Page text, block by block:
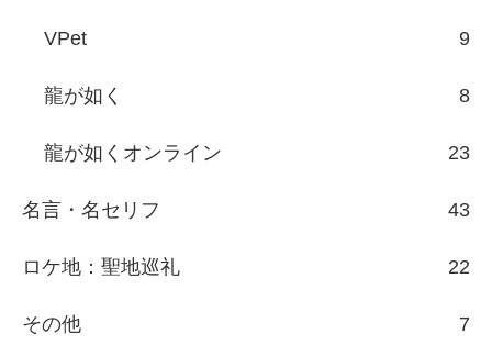
VPet 9
龍が如く 8
龍が如くオンライン 23
名言・名セリフ 43
ロケ地：聖地巡礼 22
その他 7